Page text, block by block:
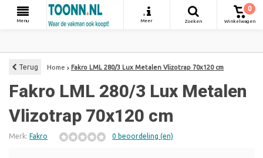
Menu
+
Meer
Zoeken
0
Winkelwagen
Terug Home Fakro LML 280/3 Lux Metalen Vlizotrap 70x120 cm
Fakro LML 280/3 Lux Metalen
Vlizotrap 70x120 cm
Merk: Fakro 0 beoordeling (en)